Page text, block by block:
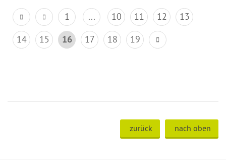
1 ... 10 11 12
13
14
15 16 17 18 19
zurück nach oben